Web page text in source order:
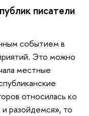
писатели
событием в
Это можно
местные
относилась ко
разойдемся», то